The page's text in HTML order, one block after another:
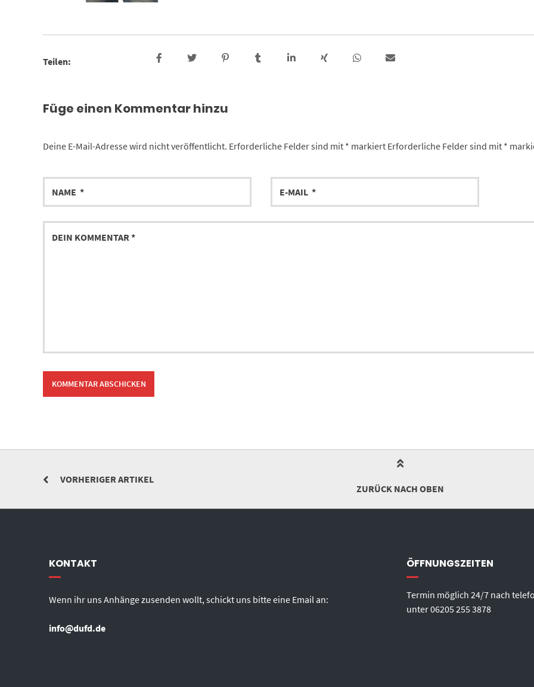
Teilen:
Füge einen Kommentar hinzu
Deine E-Mail-Adresse wird nicht veröffentlicht. Erforderliche Felder sind mit * markiertErforderliche Felder sind mit *
VORHERIGER ARTIKEL
ZURÜCK NACH OBEN
KONTAKT
Wenn ihr uns Anhänge zusenden wollt, schickt uns bitte eine Email an:
info@dufd.de
ÖFFNUNGSZEITEN
Termin möglich 24/7 nach
unter06205 255 3878